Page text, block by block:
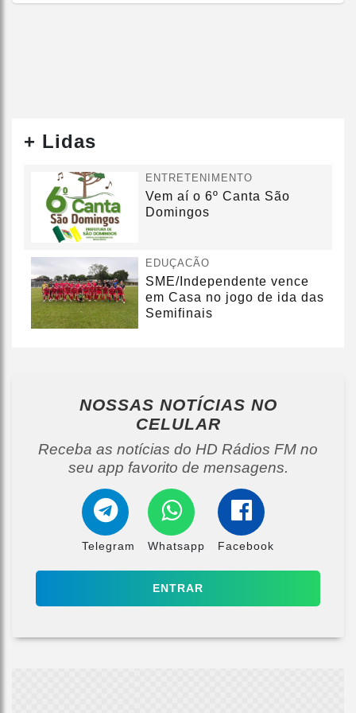
+ Lidas
ENTRETENIMENTO
Vem aí o 6º Canta São
Domingos
EDUÇACÃO
SME/Independente vence
em Casa no jogo de ida das
Semifinais
NOSSAS NOTÍCIAS NO
CELULAR
Receba as notícias do HD Rádios FM no
seu app favorito de mensagens.
Telegram Whatsapp Facebook
ENTRAR